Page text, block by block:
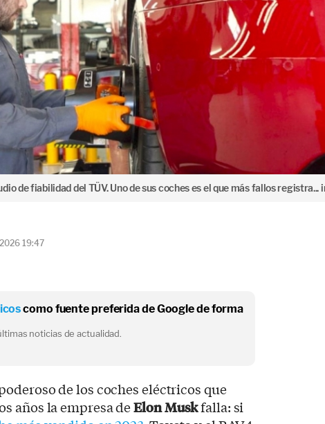
de fiabilidad del TÜV. Uno de sus coches es el que más fallos
19:47
como fuente preferida de Google de forma
noticias de actualidad.
de los coches eléctricos que
años la empresa deElon Muskfalla: si